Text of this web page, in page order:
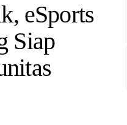
eSports
Siap